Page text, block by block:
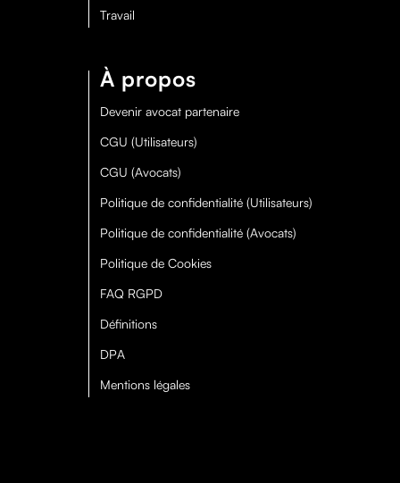
Travail
À propos
Devenir avocat partenaire
CGU (Utilisateurs)
CGU (Avocats)
Politique de confidentialité (Utilisateurs)
Politique de confidentialité (Avocats)
Politique de Cookies
FAQ RGPD
Définitions
DPA
Mentions légales